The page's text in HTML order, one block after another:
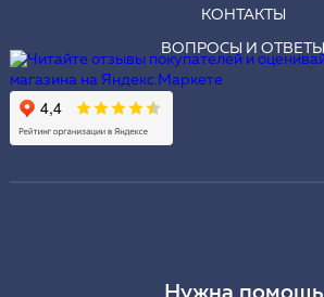
КОНТАКТЫ
ВОПРОСЫ И ОТВЕТЫ
Нужна помощь